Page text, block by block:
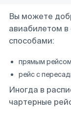
Вы можете
авиабилетом
способами:
прямым рейсом
рейс с
Иногда в
чартерные